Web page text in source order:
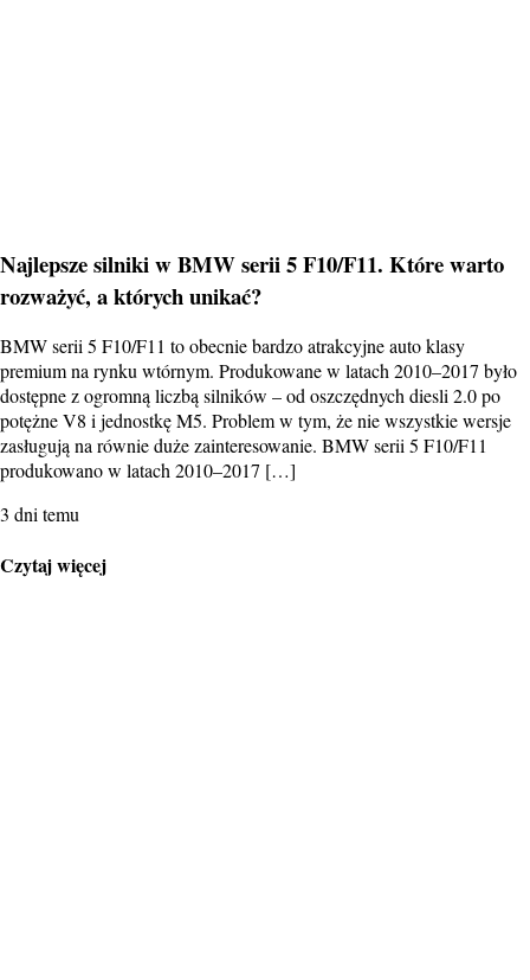
Najlepsze silniki w BMW serii 5 F10/F11. Które warto
rozważyć, a których unikać?
BMW serii 5 F10/F11 to obecnie bardzo atrakcyjne auto klasy
premium na rynku wtórnym. Produkowane w latach 2010–2017 było
dostępne z ogromną liczbą silników – od oszczędnych diesli 2.0 po
potężne V8 i jednostkę M5. Problem w tym, że nie wszystkie wersje
zasługują na równie duże zainteresowanie. BMW serii 5 F10/F11
produkowano w latach 2010–2017 […]
3 dni temu
Czytaj więcej